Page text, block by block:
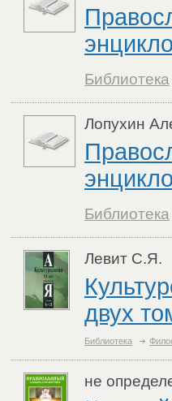
Библиотека
Лопухин
Библиотека
Левит С.Я.
двух
Библиотека
не